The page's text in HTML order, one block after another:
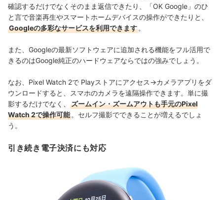
確認するだけでなくそのまま返信できたり、「OK Google」のひ
と言で音楽再生やスマートホームデバイスの操作ができたりと、
Googleの多彩なサービスを利用できます 。
また、Googleの最新ソフトウェアに追加される機能をフル活用で
きるのはGoogle純正のハードウェアならではの強みでしょう。
なお、Pixel Watch 2で Playストアにアクセス→カメラアプリをダ
ウンロードすると、スマホのカメラを遠隔操作できます。単に撮
影するだけでなく、
ズームイン・ズームアウトも手元のPixel
Watch 2で操作可能 。セルフ撮影でできることが増えるでしょ
う。
引き続き電子決済にも対応